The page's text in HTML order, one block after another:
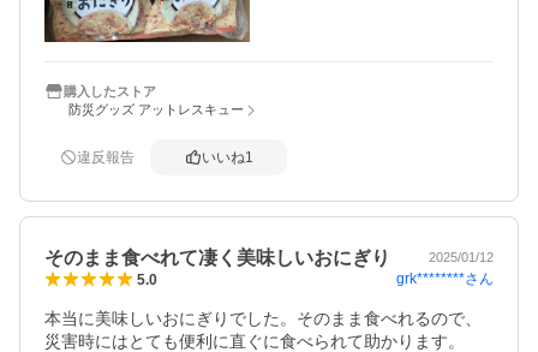
購入したストア
防災グッズ アットレスキュー
違反報告 いいね1
そのまま食べれて凄く美味しいおにぎり 2025/01/12
5.0 grk********さん
本当に美味しいおにぎりでした。そのまま食べれるので、
災害時にはとても便利に直ぐに食べられて助かります。